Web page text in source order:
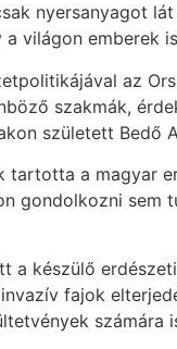
nyersanyagot
világon emberek
az
szakmák,
született Bedő
a magyar
gondolkozni
készülő
fajok
számára